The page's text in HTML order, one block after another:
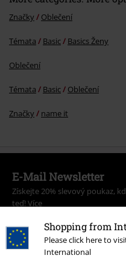
Shopping from
Please click here to
International
Značky Oblečení
Témata Basic Basics Ženy
Oblečení
Témata Basic Oblečení
Značky name it
E-Mail Newsletter
Získejte 20% slevový poukaz,
teď! Více